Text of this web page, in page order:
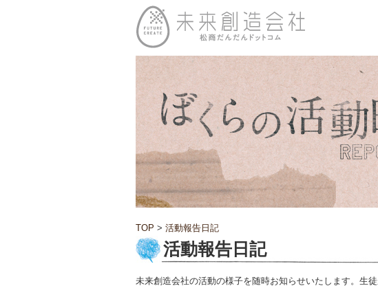
TOP > 活動報告日記
活動報告日記
未来創造会社の活動の様子を随時お知らせいたします。生